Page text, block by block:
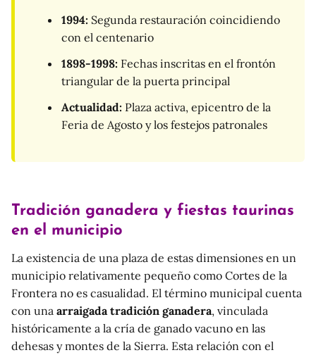
1994: Segunda restauración coincidiendo
con el centenario
1898-1998: Fechas inscritas en el frontón
triangular de la puerta principal
Actualidad: Plaza activa, epicentro de la
Feria de Agosto y los festejos patronales
Tradición ganadera y fiestas taurinas
en el municipio
La existencia de una plaza de estas dimensiones en un
municipio relativamente pequeño como Cortes de la
Frontera no es casualidad. El término municipal cuenta
con una arraigada tradición ganadera, vinculada
históricamente a la cría de ganado vacuno en las
dehesas y montes de la Sierra. Esta relación con el